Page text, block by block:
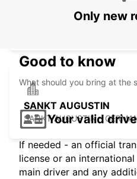
SANKT AUGUSTIN
SANKT AUGUSTIN -
Only new
Good to know
What should you bring at the
Your valid
If needed - an official
license or an
main driver and any